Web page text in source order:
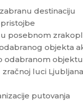
destinaciju
posebnom
objekta
odabranom objektu
luci
putovanja